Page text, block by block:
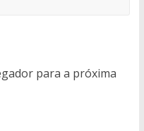
para a próxima